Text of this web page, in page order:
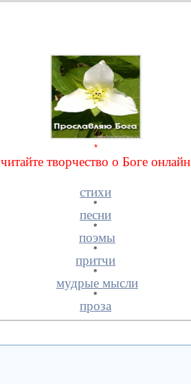
*
читайте творчество о Боге онлайн
стихи
*
песни
*
поэмы
*
притчи
*
мудрые мысли
*
проза